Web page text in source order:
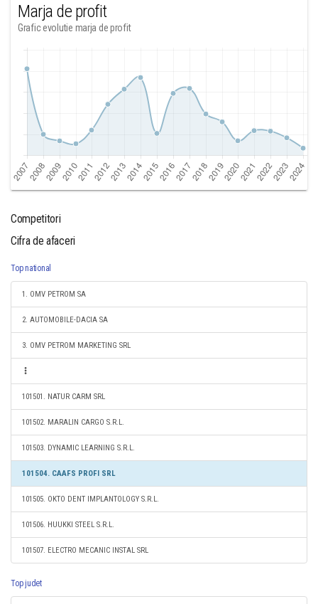
Marja de profit
Grafic evolutie marja de profit
Competitori
Cifra de afaceri
Top national
1. OMV PETROM SA
2. AUTOMOBILE-DACIA SA
3. OMV PETROM MARKETING SRL
101501. NATUR CARM SRL
101502. MARALIN CARGO S.R.L.
101503. DYNAMIC LEARNING S.R.L.
101504. CAAFS PROFI SRL
101505. OKTO DENT IMPLANTOLOGY S.R.L.
101506. HUUKKI STEEL S.R.L.
101507. ELECTRO MECANIC INSTAL SRL
Top judet